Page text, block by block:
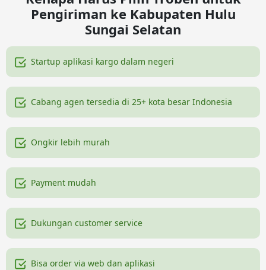
Pengiriman ke Kabupaten Hulu
Sungai Selatan
Startup aplikasi kargo dalam negeri
Cabang agen tersedia di 25+ kota besar Indonesia
Ongkir lebih murah
Payment mudah
Dukungan customer service
Bisa order via web dan aplikasi